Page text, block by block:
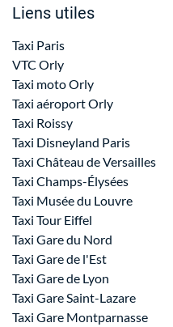
Liens utiles
Taxi Paris
VTC Orly
Taxi moto Orly
Taxi aéroport Orly
Taxi Roissy
Taxi Disneyland Paris
Taxi Château de Versailles
Taxi Champs-Élysées
Taxi Musée du Louvre
Taxi Tour Eiffel
Taxi Gare du Nord
Taxi Gare de l'Est
Taxi Gare de Lyon
Taxi Gare Saint-Lazare
Taxi Gare Montparnasse